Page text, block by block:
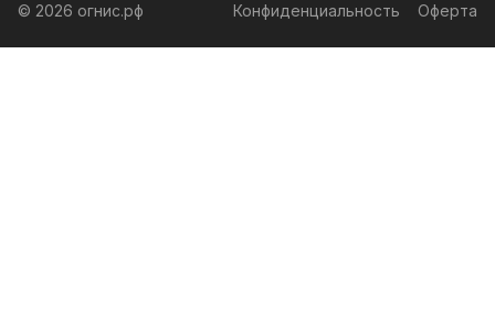
© 2026 огнис.рф Конфиденциальность Оферта